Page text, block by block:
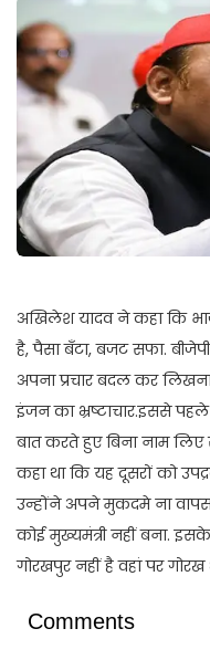
अखिलेश यादव ने कहा कि
है, पैसा बँटा, बजट सफा.
अपना प्रचार बदल कर
इंजन का भ्रष्टाचार.इससे
बात करते हुए बिना नाम लिए
कहा था कि यह दूसरों को
उन्होंने अपने मुकदमे ना वापस
कोई मुख्यमंत्री नहीं बना.
गोरखपुर नहीं है वहां पर गोरख
Comments